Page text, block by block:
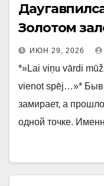
Золотом
ИЮН 29, 2026
*»Lai viņu vārdi
vienot spēj…»*
замирает, а
одной точке.